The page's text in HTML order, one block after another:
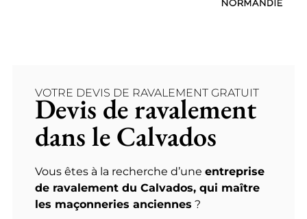
VOTRE DEVIS DE RAVALEMENT GRATUIT
Devis de ravalement
dans le Calvados
Vous êtes à la recherche d’une entreprise
de ravalement du Calvados, qui maître
les maçonneries anciennes ?